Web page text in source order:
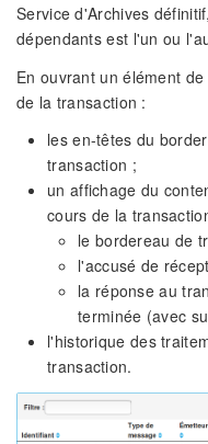
Service d'Archives
dépendants est l'un ou
En ouvrant un élément
de la transaction :
les en-têtes du
transaction ;
un affichage du
cours de la
le bordereau de
l'accusé de
la réponse au
terminée (avec
l'historique des
transaction.